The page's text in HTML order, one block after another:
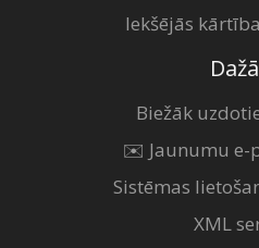
Iekšējās
Biežāk
✉️ Jaunumu e-
Sistēmas
XML